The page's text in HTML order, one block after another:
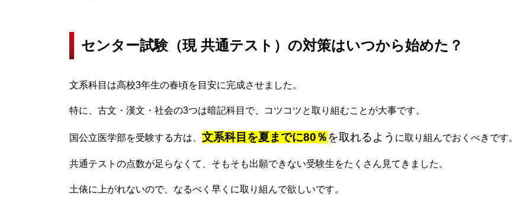
センター試験（現 共通テスト）の対策はいつから始めた？
文系科目は高校3年生の春頃を目安に完成させました。
特に、古文・漢文・社会の3つは暗記科目で、コツコツと取り組むことが大事です。
国公立医学部を受験する方は、 文系科目を夏までに80％を取れるよう に取り組んでおくべきです。
共通テストの点数が足らなくて、そもそも出願できない受験生をたくさん見てきました。
土俵に上がれないので、なるべく早くに取り組んで欲しいです。